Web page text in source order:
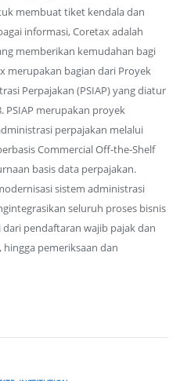
membuat tiket kendala dan
informasi, Coretax adalah
memberikan kemudahan bagi
merupakan bagian dari Proyek
Perpajakan (PSIAP) yang diatur
PSIAP merupakan proyek
perpajakan melalui
Commercial Off-the-Shelf
basis data perpajakan.
sistem administrasi
seluruh proses bisnis
pendaftaran wajib pajak dan
hingga pemeriksaan dan